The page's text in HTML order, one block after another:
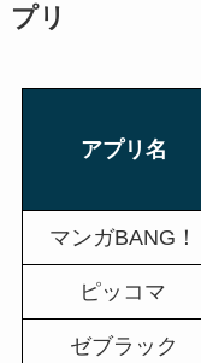
プリ
アプリ名
マンガBANG！
ピッコマ
ゼブラック